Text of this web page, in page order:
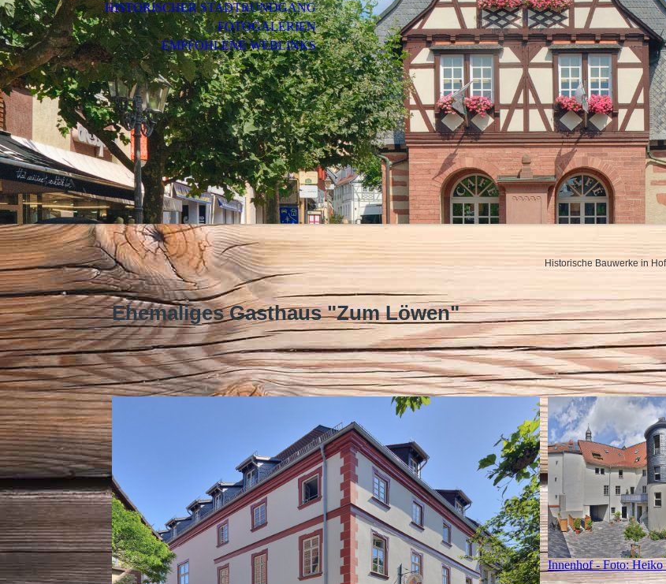
HISTORISCHER STADTRUNDGANG
FOTOGALERIEN
EMPFOHLENE WEBLINKS
Historische Bauwerke in
Ehemaliges Gasthaus "Zum Löwen"
Innenhof - Foto: Heiko